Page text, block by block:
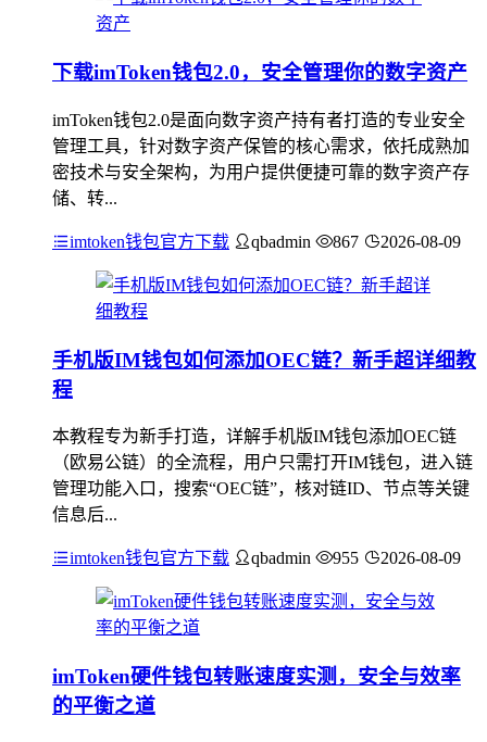
下载imToken钱包2.0，安全管理你的数字资产
imToken钱包2.0是面向数字资产持有者打造的专业安全
管理工具，针对数字资产保管的核心需求，依托成熟加
密技术与安全架构，为用户提供便捷可靠的数字资产存
储、转...
imtoken钱包官方下载 qbadmin 867 2026-08-09
手机版IM钱包如何添加OEC链？新手超详细教
程
本教程专为新手打造，详解手机版IM钱包添加OEC链
（欧易公链）的全流程，用户只需打开IM钱包，进入链
管理功能入口，搜索“OEC链”，核对链ID、节点等关键
信息后...
imtoken钱包官方下载 qbadmin 955 2026-08-09
imToken硬件钱包转账速度实测，安全与效率
的平衡之道